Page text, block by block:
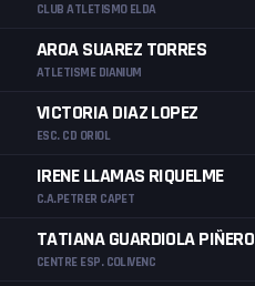
CLUB ATLETISMO ELDA
AROA SUAREZ TORRES
ATLETISME DIANIUM
VICTORIA DIAZ LOPEZ
ESC. CD ORIOL
IRENE LLAMAS RIQUELME
C.A.PETRER CAPET
TATIANA GUARDIOLA PIÑERO
CENTRE ESP. COLIVENC